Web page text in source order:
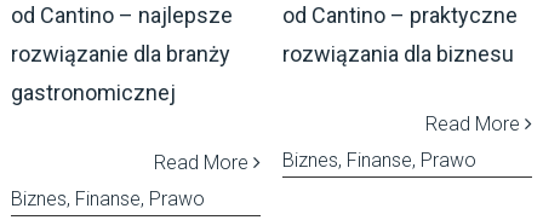
od Cantino – najlepsze
rozwiązanie dla branży
gastronomicznej
Read More
Biznes, Finanse, Prawo
od Cantino – praktyczne
rozwiązania dla biznesu
Read More
Biznes, Finanse, Prawo